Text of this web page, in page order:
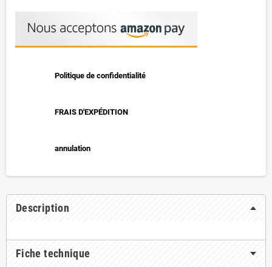
Politique de confidentialité
FRAIS D'EXPÉDITION
annulation
Description
Fiche technique